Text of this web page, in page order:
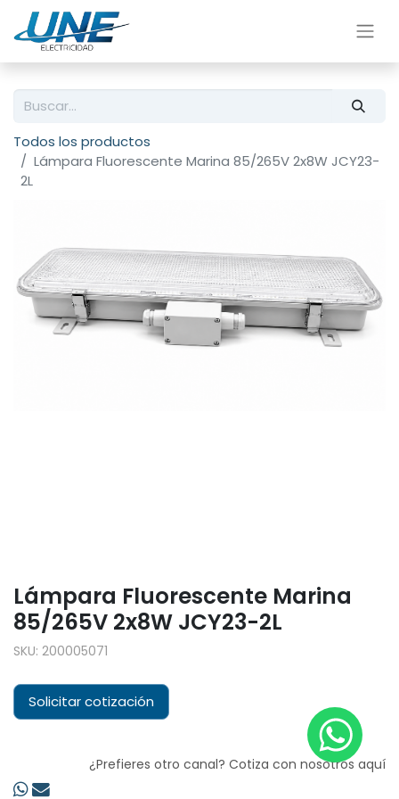
Todos los productos
Lámpara Fluorescente Marina 85/265V 2x8W JCY23-
2L
Lámpara Fluorescente Marina
85/265V 2x8W JCY23-2L
SKU: 200005071
Solicitar cotización
¿Prefieres otro canal? Cotiza con nosotros aquí